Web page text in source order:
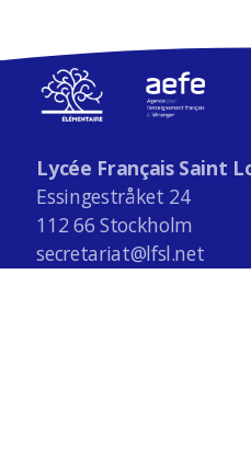
Lycée Français Saint
Essingestråket 24
112 66 Stockholm
secretariat@lfsl.net